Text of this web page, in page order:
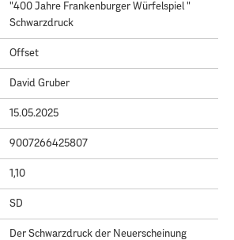
"400 Jahre Frankenburger Würfelspiel "
Schwarzdruck
Offset
David Gruber
15.05.2025
9007266425807
1,10
SD
Der Schwarzdruck der Neuerscheinung